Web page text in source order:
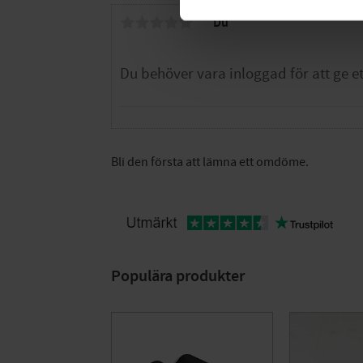
Du
Bli den första att lämna ett omdöme.
Populära produkter